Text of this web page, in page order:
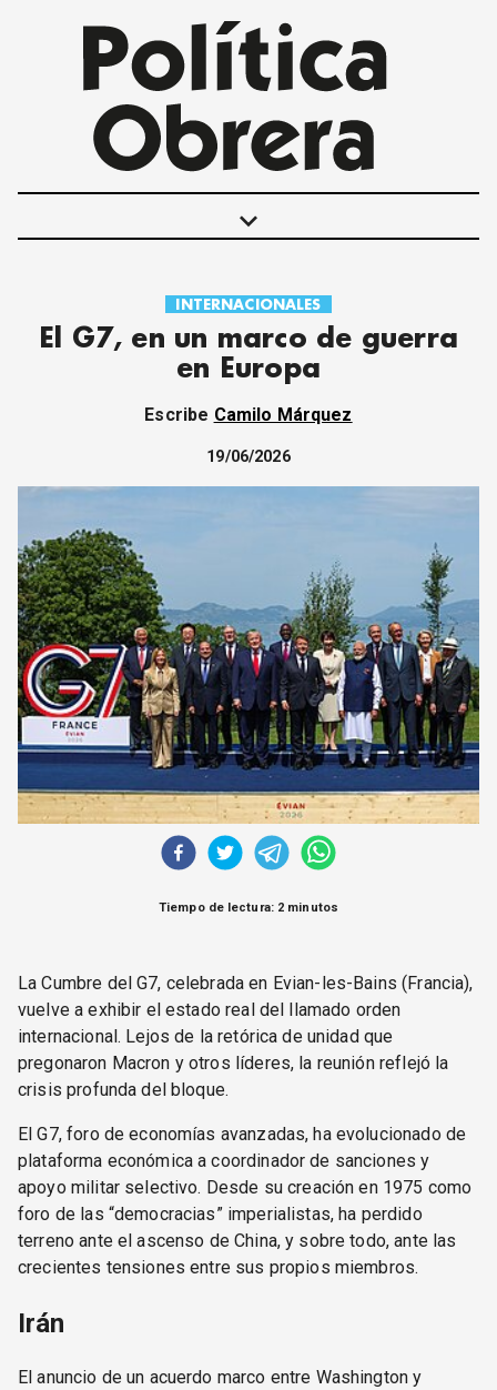
keyboard_arrow_down
POLÍTICAS
INTERNACIONALES
MOVIMIENTO OBRERO
ECONOMÍA
SOCIEDAD Y CULTURA
JUVENTUD
DECLARACIONES
OPINIÓN
ALTAMIRA RESPONDE
Política Obrera Revista
CONTACTO
INTERNACIONALES
El G7, en un marco de guerra
en Europa
Escribe Camilo Márquez
19/06/2026
Tiempo de lectura: 2 minutos
La Cumbre del G7, celebrada en Evian-les-Bains (Francia),
vuelve a exhibir el estado real del llamado orden
internacional. Lejos de la retórica de unidad que
pregonaron Macron y otros líderes, la reunión reflejó la
crisis profunda del bloque.
El G7, foro de economías avanzadas, ha evolucionado de
plataforma económica a coordinador de sanciones y
apoyo militar selectivo. Desde su creación en 1975 como
foro de las “democracias” imperialistas, ha perdido
terreno ante el ascenso de China, y sobre todo, ante las
crecientes tensiones entre sus propios miembros.
Irán
El anuncio de un acuerdo marco entre Washington y